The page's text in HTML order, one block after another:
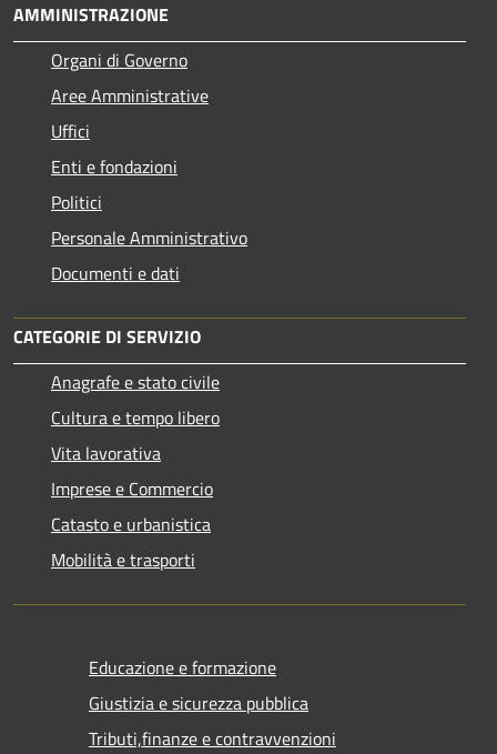
AMMINISTRAZIONE
Organi di Governo
Aree Amministrative
Uffici
Enti e fondazioni
Politici
Personale Amministrativo
Documenti e dati
CATEGORIE DI SERVIZIO
Anagrafe e stato civile
Cultura e tempo libero
Vita lavorativa
Imprese e Commercio
Catasto e urbanistica
Mobilità e trasporti
Educazione e formazione
Giustizia e sicurezza pubblica
Tributi,finanze e contravvenzioni